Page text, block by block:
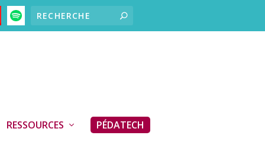
RESSOURCES PÉDATECH